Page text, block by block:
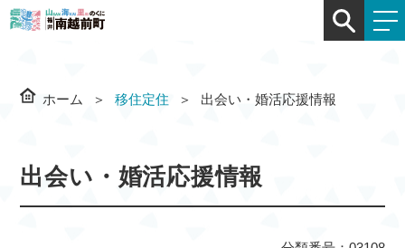
ホーム 移住定住 出会い・婚活応援情報
出会い・婚活応援情報